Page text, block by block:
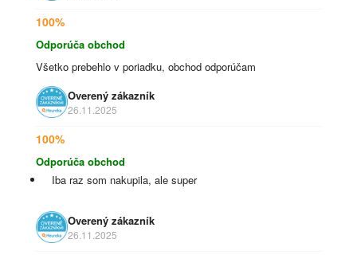
100%
Odporúča obchod
Všetko prebehlo v poriadku, obchod odporúčam
Overený zákazník
26.11.2025
100%
Odporúča obchod
Iba raz som nakupila, ale super
Overený zákazník
26.11.2025